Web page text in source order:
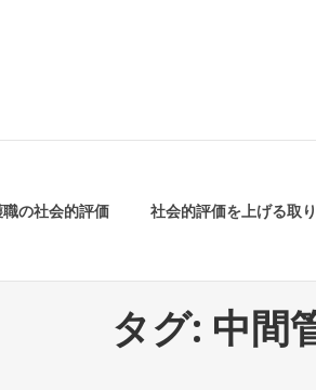
の社会的評価 社会的評価を上げる取
タグ: 中間